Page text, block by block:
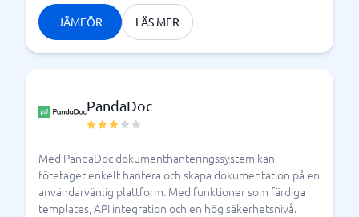
JÄMFÖR LÄS MER
PandaDoc
Med PandaDoc dokumenthanteringssystem kan
företaget enkelt hantera och skapa dokumentation på en
användarvänlig plattform. Med funktioner som färdiga
templates, API integration och en hög säkerhetsnivå.